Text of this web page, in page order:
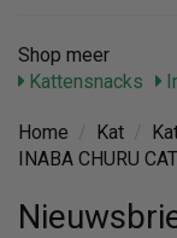
Shop meer
Kattensnacks
Home Kat
INABA CHURU